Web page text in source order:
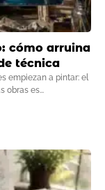
cómo arruina
técnica
empiezan a pintar: el
obras es